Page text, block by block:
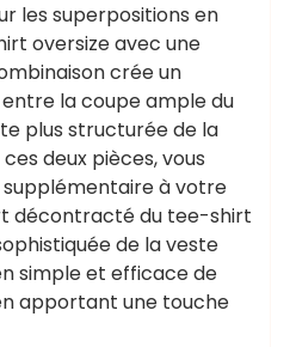
les superpositions en
oversize avec une
crée un
la coupe ample du
plus structurée de la
deux pièces, vous
supplémentaire à votre
décontracté du tee-shirt
de la veste
simple et efficace de
apportant une touche